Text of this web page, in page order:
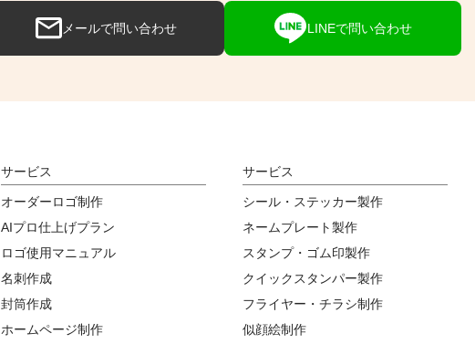
メールで問い合わせ LINEで問い合わせ
サービス
オーダーロゴ制作
AIプロ仕上げプラン
ロゴ使用マニュアル
名刺作成
封筒作成
ホームページ制作
サービス
シール・ステッカー製作
ネームプレート製作
スタンプ・ゴム印製作
クイックスタンパー製作
フライヤー・チラシ制作
似顔絵制作